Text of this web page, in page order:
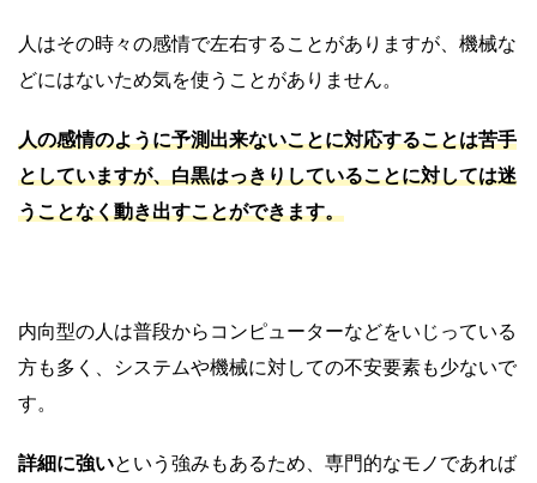
人はその時々の感情で左右することがありますが、機械な
どにはないため気を使うことがありません。
人の感情のように予測出来ないことに対応することは苦手
としていますが、白黒はっきりしていることに対しては迷
うことなく動き出すことができます。
内向型の人は普段からコンピューターなどをいじっている
方も多く、システムや機械に対しての不安要素も少ないで
す。
詳細に強いという強みもあるため、専門的なモノであれば